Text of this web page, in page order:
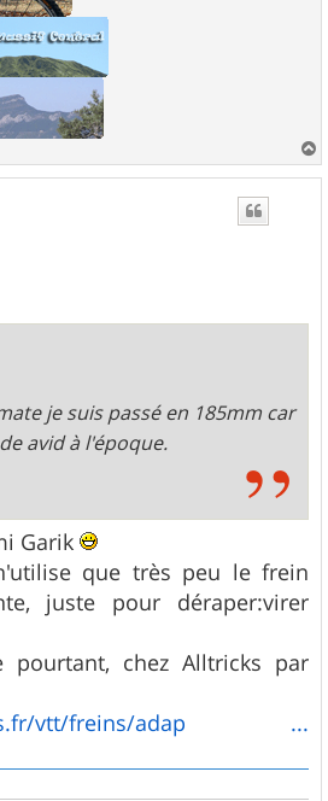
a
je suis passé en 185mm car
avid à l'époque.
Garik
que très peu le frein
juste pour déraper:virer
pourtant, chez Alltricks par
vtt/freins/adap ...